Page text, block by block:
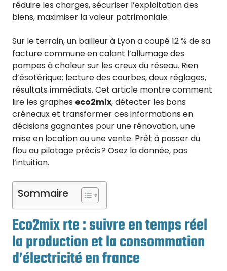
réduire les charges, sécuriser l’exploitation des
biens, maximiser la valeur patrimoniale.
Sur le terrain, un bailleur à Lyon a coupé 12 % de sa
facture commune en calant l’allumage des
pompes à chaleur sur les creux du réseau. Rien
d’ésotérique: lecture des courbes, deux réglages,
résultats immédiats. Cet article montre comment
lire les graphes eco2mix, détecter les bons
créneaux et transformer ces informations en
décisions gagnantes pour une rénovation, une
mise en location ou une vente. Prêt à passer du
flou au pilotage précis ? Osez la donnée, pas
l’intuition.
Sommaire
Eco2mix rte : suivre en temps réel
la production et la consommation
d’électricité en france